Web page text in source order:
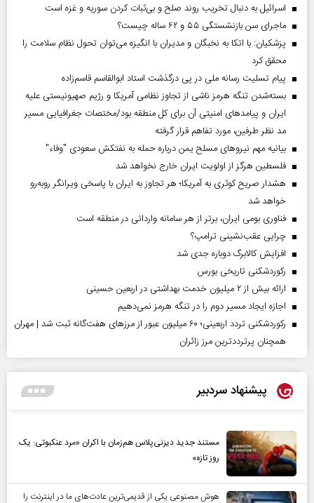
اسرائیل به دنبال تخریب روند صلح و بی‌ثبات کردن سوریه و غزه است
ماجرای سن بازنشستگی ۵۵ و ۶۲ ساله چیست؟
پزشکیان: با اتکا به نخبگان و مدیران با انگیزه می‌توان تحول نظام سلامت را
محقق کرد
پیام تسلیت رسانه ملی در پی درگذشت استاد ابوالقاسم قاسم‌زاده
بسته‌شدن تنگه هرمز ناشی از تجاوز نظامی آمریکا و رژیم صهیونیستی علیه
ایران و پیامد‌های امنیتی آن برای کل منطقه بود/مختصات جغرافیایی مسیر
مد نظر طرفین، مورد تفاهم قرار گرفته
بیانیه مهم نیروهای مسلح یمن درباره حمله به نفتکش سعودی "وفاء"
فلسطین هرگز از اولویت ایران خارج نخواهد شد
هشدار صریح کوثری به آمریکا؛ هر تجاوز به ایران با پاسخی ویرانگر روبه‌رو
خواهد شد
فناوری بومی ایران، برتر از هر سامانه وارداتی در منطقه است
چرایی عقب‌نشینی ترامپ؟
افزایش کالابرگ دوباره جدی شد
رکوردشکنی تاریخی بورس
ارائه بیش از ۲ میلیون خدمت بهداشتی در اربعین حسینی
اجازه ایجاد مسیر دوم را در تنگه هرمز نمی‌دهیم
رکوردشکنی تردد اربعینی؛ ۶۰ میلیون عبور از مرزهای هفت‌گانه ثبت شد | مهران
همچنان پرترددترین مرز زائران
پیشنهاد سردبیر
مستند جدید دیزنی‌پلاس هم‌زمان با اکران «مرد عنکبوتی: یک
روز تازه»
هوش مصنوعی یکی از قدیمی‌ترین عادت‌های ما در اینترنت را